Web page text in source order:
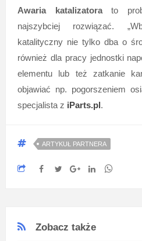
Awaria katalizatorato
najszybciej rozwiązać.
katalityczny nie tylko dba o
również dla pracy jednostki
elementu lub też zatkanie
objawiać np. pogorszeniem
specjalista z iParts.pl.
ARTYKUŁ PARTNERA
Zobacz także